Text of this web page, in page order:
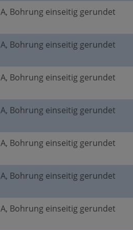
A, Bohrung einseitig gerundet
A, Bohrung einseitig gerundet
A, Bohrung einseitig gerundet
A, Bohrung einseitig gerundet
A, Bohrung einseitig gerundet
A, Bohrung einseitig gerundet
A, Bohrung einseitig gerundet